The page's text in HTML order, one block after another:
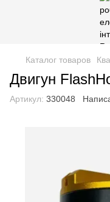
Каталог товаров
Двигун
Артикул: 330048